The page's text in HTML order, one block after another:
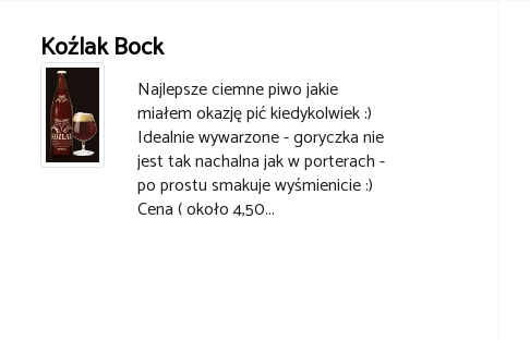
Koźlak Bock
Najlepsze ciemne piwo jakie
miałem okazję pić kiedykolwiek :)
Idealnie wywarzone - goryczka nie
jest tak nachalna jak w porterach -
po prostu smakuje wyśmienicie :)
Cena ( około 4,50...